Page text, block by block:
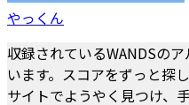
やっくん
収録されているWANDSの
います。スコアをずっと探
サイトでようやく見つけ、